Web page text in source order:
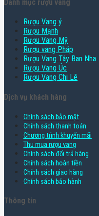
Danh mục rượu vang
Rượu Vang ý
Rượu Mạnh
Rượu Vang Mỹ
Rượu vang Pháp
Rượu Vang Tây Ban Nha
Rượu Vang Úc
Rượu Vang Chi Lê
Dịch vụ khách hàng
Chính sách bảo mật
Chính sách thanh toán
Chương trình khuyến mãi
Thu mua rượu vang
Chính sách đổi trả hàng
Chính sách hoàn tiền
Chính sách giao hàng
Chính sách bảo hành
Thông tin